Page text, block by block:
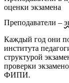
оценки экзамена
Преподаватели –
Каждый год они
института
структурой
проверки
ФИПИ.